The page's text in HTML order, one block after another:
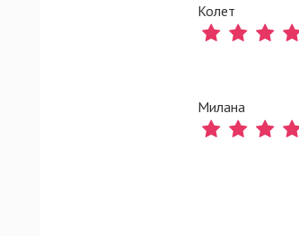
Колет
Милана